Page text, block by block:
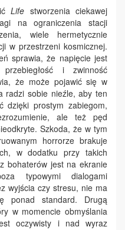
Life stworzenia ciekawej
na ograniczenia stacji
wiele hermetycznie
w przestrzeni kosmicznej.
sprawia, że napięcie jest
i zwinność
że może pojawić się w
radzi sobie nieźle, aby ten
dzięki prostym zabiegom,
ale też pęd
Szkoda, że w tym
horrorze brakuje
w dodatku przy takich
bohaterów jest na ekranie
typowymi dialogami
wyjścia czy stresu, nie ma
ponad standard. Drugą
w momencie obmyślania
oczywisty i nad wyraz